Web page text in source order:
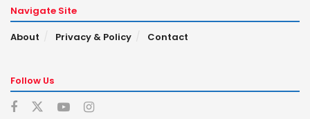
Navigate Site
About
Privacy & Policy Contact
Follow Us